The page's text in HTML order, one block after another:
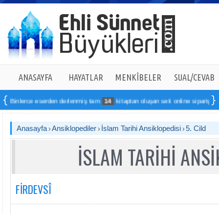
ANASAYFA HAYATLAR MENKÎBELER SUAL/CEVAB
derlenmiş tam 14 kitaptan oluşan seti online sipariş verebilirsiniz
Anasayfa Ansiklopediler İslam Tarihi Ansiklopedisi 5. Cild
İSLAM TARİHİ
FİRDEVSÎ